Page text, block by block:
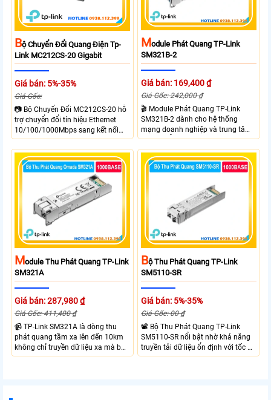
BỘ Chuyển Đổi Quang Điện Tp-
Link MC212CS-20 Gigabit
Giá bán: 5%-35%
Giá Gốc:
📷 Bộ Chuyển Đổi MC212CS-20 hỗ
trợ chuyển đổi tín hiệu Ethernet
10/100/1000Mbps sang kết nối
cáp quang Gigabit Single Mode SC
WDM hai chiều. Trang bị 1 cổng
RJ45 Gigabit Auto MDI/MDIX và 1
cổng SC Gigabit truyền dữ liệu hai
chiều đồng thời với khoảng cách
lên đến 20km. Sử dụng bước sóng
Tx 1550nm, Rx 1310nm và hỗ trợ
khung gắn TL FC1420 để đặt trên
MOdule Phát Quang TP-Link
SM321B-2
Giá bán: 169,400 ₫
Giá Gốc: 242,000 ₫
🎬 Module Phát Quang TP-Link
SM321B-2 dành cho hệ thống
mạng doanh nghiệp và trung tâm
dữ liệu hỗ trợ tốc độ truyền tải
1.25Gbps, truyền xa đến 2km trên
cáp quang Single-Mode
MOdule Thu Phát Quang TP-Link
SM321A
Giá bán: 287,980 ₫
Giá Gốc: 411,400 ₫
📹 TP-Link SM321A là dòng thu
phát quang tầm xa lên đến 10km
không chỉ truyền dữ liệu xa mà bộ
thu phát quang này của TP-Link
BỘ Thu Phát Quang TP-Link
SM5110-SR
Giá bán: 5%-35%
Giá Gốc: 00 ₫
📽 Bộ Thu Phát Quang TP-Link
SM5110-SR nổi bật nhờ khả năng
truyền tải dữ liệu ổn định với tốc độ
cao lên đến 10Gbps và truyền tải đi